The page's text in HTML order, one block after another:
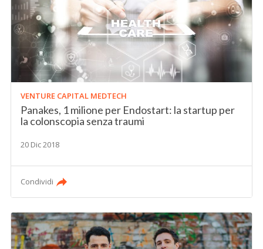
VENTURE CAPITAL MEDTECH
Panakes, 1 milione per Endostart: la startup per
la colonscopia senza traumi
20 Dic 2018
Condividi